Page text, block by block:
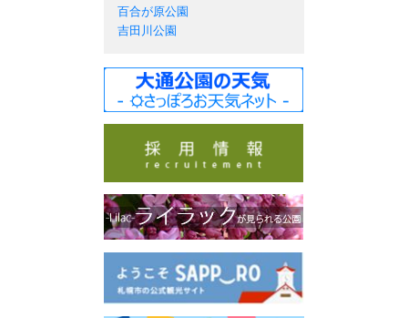
百合が原公園
吉田川公園